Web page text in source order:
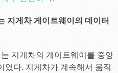
지게차 게이트웨이의 데이터
지게차의 게이트웨이를 중앙
었다. 지게차가 계속해서 움직